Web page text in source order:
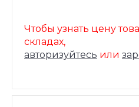
Чтобы узнать цену
складах,
авторизуйтесь или